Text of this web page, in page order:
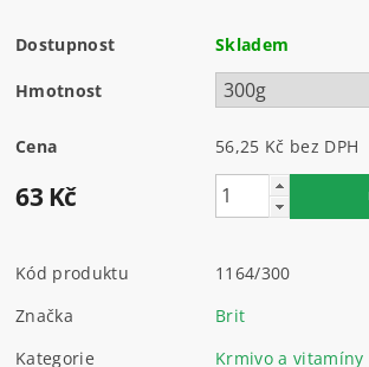
Dostupnost Skladem
Hmotnost
Cena 56,25 Kč bez DPH
63 Kč
Kód produktu
1164/300
Značka
Brit
Kategorie
Krmivo a vitamíny